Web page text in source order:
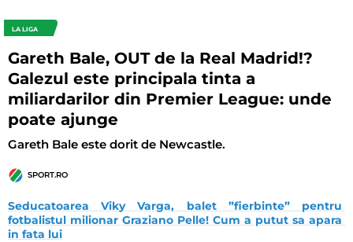
LA LIGA
Gareth Bale, OUT de la Real Madrid!?
Galezul este principala tinta a
miliardarilor din Premier League: unde
poate ajunge
Gareth Bale este dorit de Newcastle.
SPORT.RO
Seducatoarea Viky Varga, balet ”fierbinte” pentru
fotbalistul milionar Graziano Pelle! Cum a putut sa apara
in fata lui